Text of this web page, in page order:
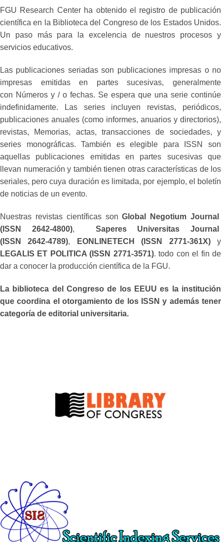
FGU Research Center ha obtenido el registro de publicación
científica en la Biblioteca del Congreso de los Estados Unidos.
Un paso más para la excelencia de nuestros procesos y
servicios educativos.
Las publicaciones seriadas son publicaciones impresas o no
impresas emitidas en partes sucesivas, generalmente
con Números y / o fechas. Se espera que una serie continúe
indefinidamente. Las series incluyen revistas, periódicos,
publicaciones anuales (como informes, anuarios y directorios),
revistas, Memorias, actas, transacciones de sociedades, y
series monográficas. También es elegible para ISSN son
aquellas publicaciones emitidas en partes sucesivas que
llevan numeración y también tienen otras características de los
seriales, pero cuya duración es limitada, por ejemplo, el boletín
de noticias de un evento.
Nuestras revistas científicas sonGlobal Negotium Journal
(ISSN 2642-4800),
Saperes Universitas Journal
(ISSN 2642-4789), EONLINETECH (ISSN 2771-361X)y
LEGALIS ET POLITICA (ISSN 2771-3571). todo con el fin de
dar a conocer la producción científica de la FGU.
La biblioteca del Congreso de los EEUU es la institución
que coordina el otorgamiento de los ISSN y además tener
categoría de editorial universitaria.